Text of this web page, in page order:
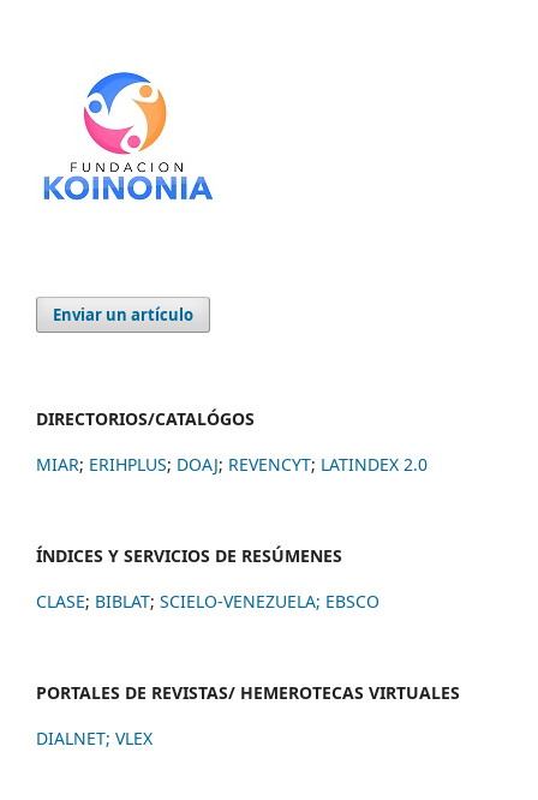
Enviar un artículo
DIRECTORIOS/CATALÓGOS
MIAR; ERIHPLUS; DOAJ; REVENCYT; LATINDEX 2.0
ÍNDICES Y SERVICIOS DE RESÚMENES
CLASE; BIBLAT; SCIELO-VENEZUELA; EBSCO
PORTALES DE REVISTAS/ HEMEROTECAS VIRTUALES
DIALNET; VLEX